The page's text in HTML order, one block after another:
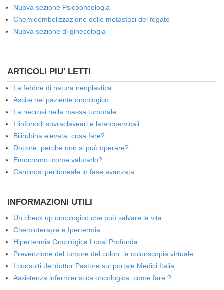
Nuova sezione Psicooncologia
Chemioembolizzazione delle metastasi del fegato
Nuova sezione di ginecologia
ARTICOLI PIU' LETTI
La febbre di natura neoplastica
Ascite nel paziente oncologico
La necrosi nella massa tumorale
I linfonodi sovraclaveari e laterocervicali
Bilirubina elevata: cosa fare?
Dottore, perché non si può operare?
Emocromo: come valutarlo?
Carcinosi peritoneale in fase avanzata
INFORMAZIONI UTILI
Un check up oncologico che può salvare la vita
Chemioterapia e Ipertermia
Hipertermia Oncológica Local Profunda
Prevenzione del tumore del colon: la colonscopia virtuale
I consulti del dottor Pastore sul portale Medici Italia
Assistenza infermieristica oncologica: come fare ?